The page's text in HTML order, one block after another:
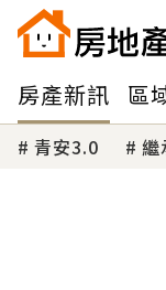
房產新訊 區
青安3.0 繼